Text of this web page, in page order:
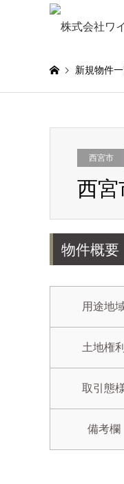
新規物件
西宮市
西
物件概要
用途地
土地権利
取引態
備考欄